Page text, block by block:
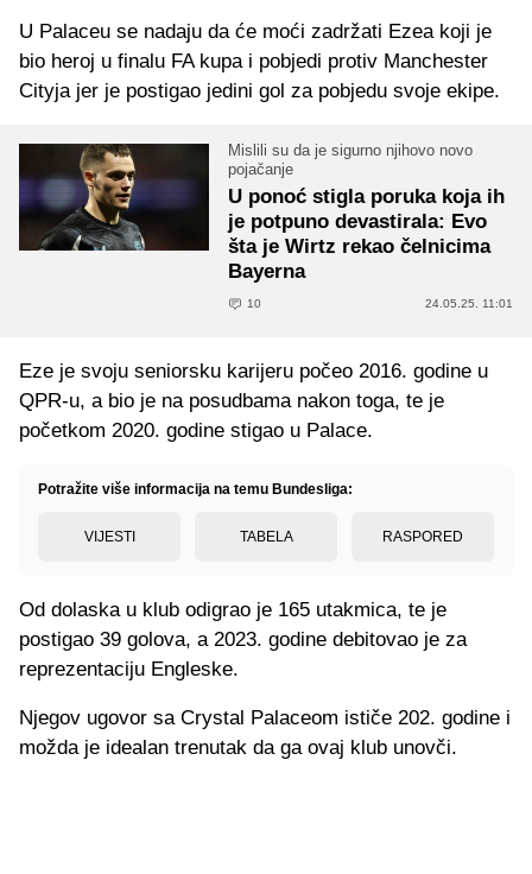
U Palaceu se nadaju da će moći zadržati Ezea koji je
bio heroj u finalu FA kupa i pobjedi protiv Manchester
Cityja jer je postigao jedini gol za pobjedu svoje ekipe.
Mislili su da je sigurno njihovo novo
pojačanje
U ponoć stigla poruka koja ih
je potpuno devastirala: Evo
šta je Wirtz rekao čelnicima
Bayerna
10 24.05.25. 11:01
Eze je svoju seniorsku karijeru počeo 2016. godine u
QPR-u, a bio je na posudbama nakon toga, te je
početkom 2020. godine stigao u Palace.
Potražite više informacija na temu Bundesliga:
VIJESTI TABELA RASPORED
Od dolaska u klub odigrao je 165 utakmica, te je
postigao 39 golova, a 2023. godine debitovao je za
reprezentaciju Engleske.
Njegov ugovor sa Crystal Palaceom ističe 202. godine i
možda je idealan trenutak da ga ovaj klub unovči.